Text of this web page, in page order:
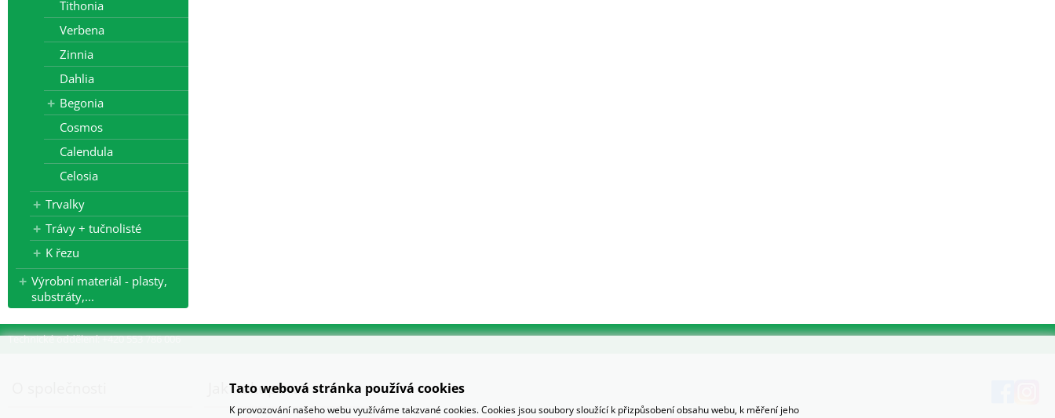
Tithonia
Verbena
Zinnia
Dahlia
Begonia
Cosmos
Calendula
Celosia
Trvalky
Trávy + tučnolisté
K řezu
Výrobní materiál - plasty,
substráty,...
Technické oddělení: +420 553 786 006
Jak nakupovat
Tato webová stránka používá cookies
K provozování našeho webu využíváme takzvané cookies. Cookies jsou soubory sloužící k přizpůsobení obsahu webu, k měření jeho